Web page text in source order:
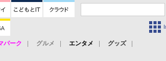
パーク グルメ エンタメ
グッズ